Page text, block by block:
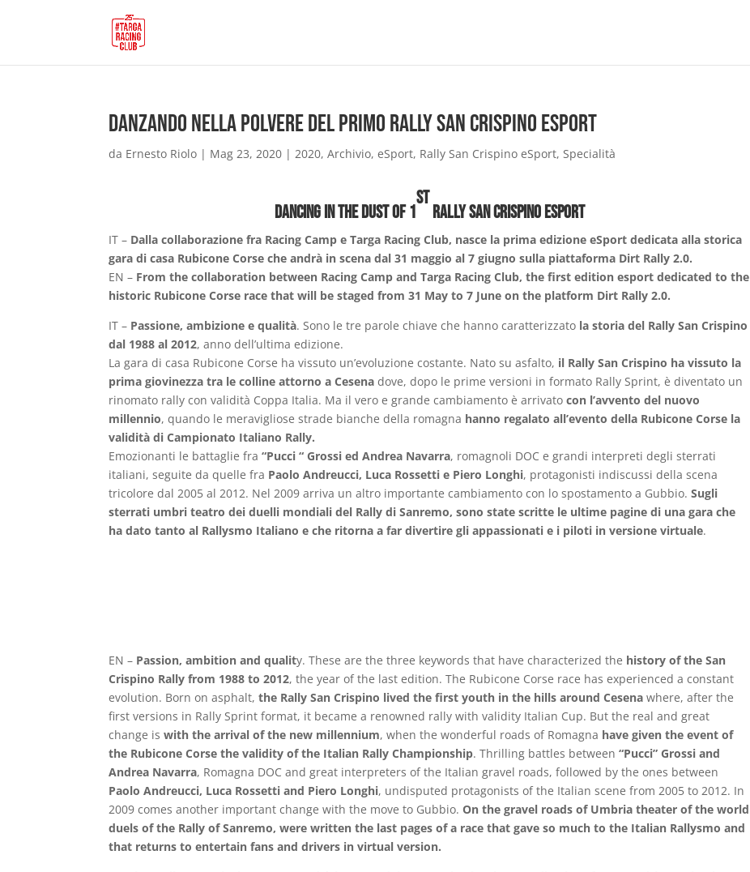
Danzando nella polvere del primo Rally San Crispino eSport
da Ernesto Riolo | Mag 23, 2020 |2020,Archivio,eSport, Rally San Crispino eSport,Specialità
Dancing in the dust of 1
st
Rally San Crispino eSport
IT – Dalla collaborazione fra Racing Camp e Targa Racing Club, nasce la prima edizione eSport dedicata alla storica
gara di casa Rubicone Corse che andrà in scena dal 31 maggio al 7 giugno sulla piattaforma Dirt Rally 2.0.
EN – From the collaboration between Racing Camp and Targa Racing Club, the first edition esport dedicated to the
historic Rubicone Corse race that will be staged from 31 May to 7 June on the platform Dirt Rally 2.0.
IT – Passione, ambizione e qualità. Sono le tre parole chiave che hanno caratterizzato la storia del Rally San Crispino
dal 1988 al 2012, anno dell’ultima edizione.
La gara di casa Rubicone Corse ha vissuto un’evoluzione costante. Nato su asfalto, il Rally San Crispino ha vissuto la
prima giovinezza tra le colline attorno a Cesena dove, dopo le prime versioni in formato Rally Sprint, è diventato un
rinomato rally con validità Coppa Italia. Ma il vero e grande cambiamento è arrivatocon l’avvento del nuovo
millennio, quando le meravigliose strade bianche della romagna hanno regalato all’evento della Rubicone Corse la
validità di Campionato Italiano Rally.
Emozionanti le battaglie fra“Pucci “ Grossi ed Andrea Navarra, romagnoli DOC e grandi interpreti degli sterrati
italiani, seguite da quelle fra Paolo Andreucci, Luca Rossetti e Piero Longhi, protagonisti indiscussi della scena
tricolore dal 2005 al 2012. Nel 2009 arriva un altro importante cambiamento con lo spostamento a Gubbio.Sugli
sterrati umbri teatro dei duelli mondiali del Rally di Sanremo, sono state scritte le ultime pagine di una gara che
ha dato tanto al Rallysmo Italiano e che ritorna a far divertire gli appassionati e i piloti in versione virtuale.
EN – Passion, ambition and quality. These are the three keywords that have characterized the history of the San
Crispino Rally from 1988 to 2012, the year of the last edition. The Rubicone Corse race has experienced a constant
evolution. Born on asphalt,the Rally San Crispino lived the first youth in the hills around Cesena where, after the
first versions in Rally Sprint format, it became a renowned rally with validity Italian Cup. But the real and great
change iswith the arrival of the new millennium, when the wonderful roads of Romagna have given the event of
the Rubicone Corse the validity of the Italian Rally Championship. Thrilling battles between“Pucci” Grossi and
Andrea Navarra, Romagna DOC and great interpreters of the Italian gravel roads, followed by the ones between
Paolo Andreucci, Luca Rossetti and Piero Longhi, undisputed protagonists of the Italian scene from 2005 to 2012. In
2009 comes another important change with the move to Gubbio.On the gravel roads of Umbria theater of the world
duels of the Rally of Sanremo, were written the last pages of a race that gave so much to the Italian Rallysmo and
that returns to entertain fans and drivers in virtual version.